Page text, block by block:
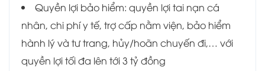
Quyền lợi bảo hiểm: quyền lợi tai nạn cá
nhân, chi phí y tế, trợ cấp nằm viện, bảo hiểm
hành lý và tư trang, hủy/hoãn chuyến đi,… với
quyền lợi tối đa lên tới 3 tỷ đồng